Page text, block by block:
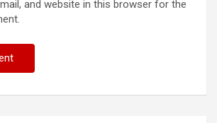
and website in this browser for the